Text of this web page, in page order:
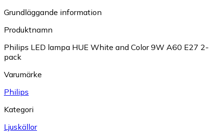
Grundläggande information
Produktnamn
Philips LED lampa HUE White and Color 9W A60 E27 2-
pack
Varumärke
Philips
Kategori
Ljuskällor